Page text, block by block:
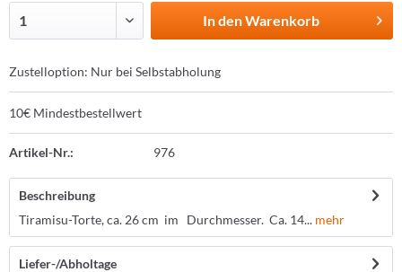
In denWarenkorb
Zustelloption: Nur bei Selbstabholung
10€ Mindestbestellwert
Artikel-Nr.: 976
Beschreibung
Tiramisu-Torte, ca. 26 cm im Durchmesser. Ca. 14... mehr
Liefer-/Abholtage